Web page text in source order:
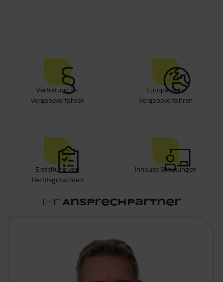
Vertretung im
Vergabeverfahren
Europaweite
Vergabeverfahren
Erstellung von
Rechtsgutachten
Inhouse Schulungen
Ihr Ansprechpartner